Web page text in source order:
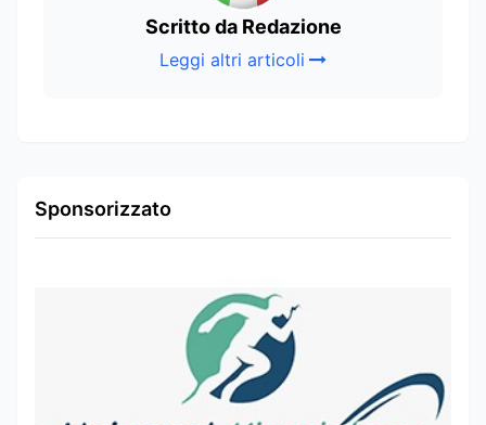
Scritto da Redazione
Leggi altri articoli
Sponsorizzato